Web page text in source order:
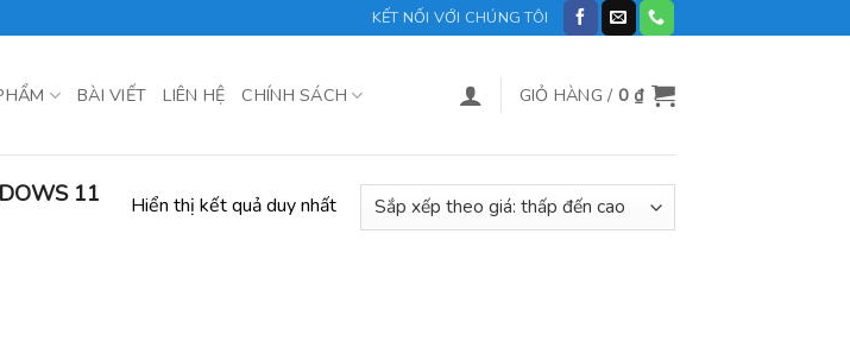
KẾT NỐI VỚI CHÚNG TÔI
BÀI VIẾT LIÊN HỆ CHÍNH SÁCH GIỎ HÀNG / 0 ₫
11
Hiển thị kết quả duy nhất